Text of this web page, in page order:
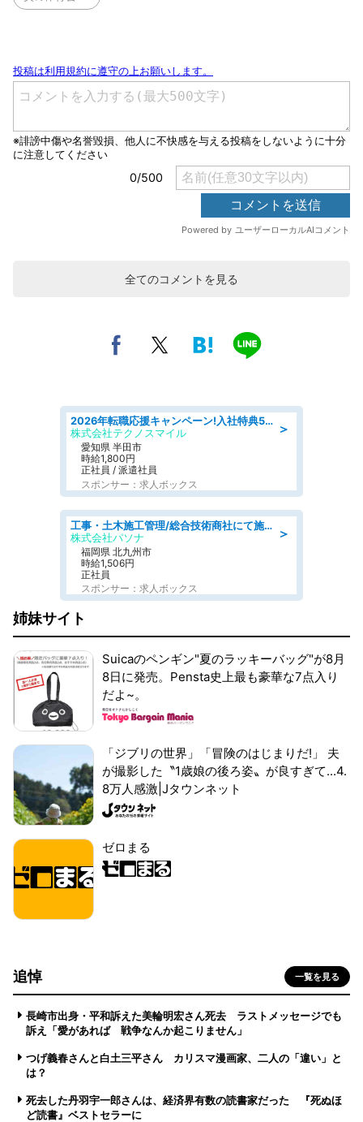
全てのコメントを見る
＞
2026年転職応援キャンペーン!入社特典58万円/デンソーで働こう!自動車工場で小型部品の検査業務 denso aichi
株式会社テクノスマイル
愛知県 半田市
時給1,800円
正社員 / 派遣社員
スポンサー：求人ボックス
＞
工事・土木施工管理/総合技術商社にて施工管理のお仕事/即日勤務可/車通勤可/工事・土木施工管理/生産・品質管理
株式会社パソナ
福岡県 北九州市
時給1,506円
正社員
スポンサー：求人ボックス
姉妹サイト
Suicaのペンギン"夏のラッキーバッグ"が8月
8日に発売。Pensta史上最も豪華な7点入り
だよ~。
「ジブリの世界」「冒険のはじまりだ!」 夫
が撮影した〝1歳娘の後ろ姿〟が良すぎて...4.
8万人感激|Jタウンネット
ゼロまる
追悼 一覧を見る
長崎市出身・平和訴えた美輪明宏さん死去 ラストメッセージでも
訴え「愛があれば 戦争なんか起こりません」
つげ義春さんと白土三平さん カリスマ漫画家、二人の「違い」と
は？
死去した丹羽宇一郎さんは、経済界有数の読書家だった 『死ぬほ
ど読書』ベストセラーに